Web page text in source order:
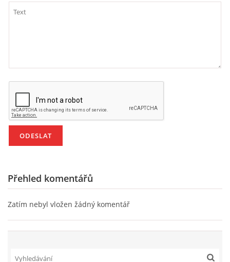
VZDĚLÁVACÍ BLOK BŘEZEN
VÝTVARNÉ POMŮCKY
VÝTVARNÉ AKTIVITY - JARO
VÝTVARNÉ AKTIVITY - ZIMA
Přehled komentářů
Zatím nebyl vložen žádný komentář